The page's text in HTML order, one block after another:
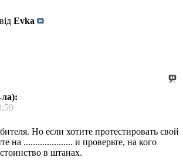
Evka
ла):
Но если хотите протестировать свой
на ..................... и проверьте, на кого
в штанах.